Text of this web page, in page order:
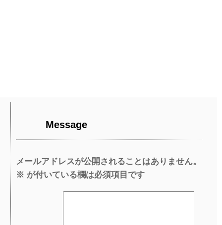
Message
メールアドレスが公開されることはありません。
※ が付いている欄は必須項目です